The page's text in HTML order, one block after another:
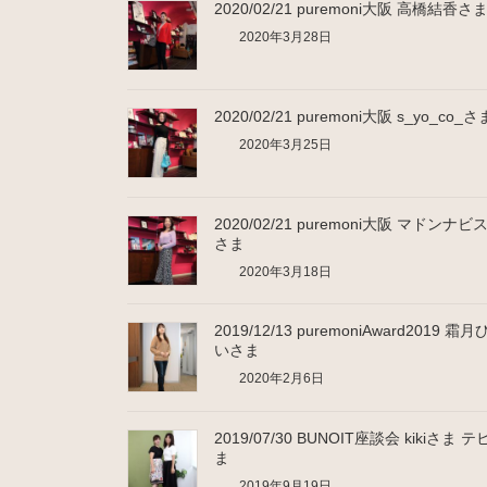
2020/02/21 puremoni大阪 高橋結香さま
2020年3月28日
2020/02/21 puremoni大阪 s_yo_co_さ
2020年3月25日
2020/02/21 puremoni大阪 マドンナビ
さま
2020年3月18日
2019/12/13 puremoniAward2019 霜月
いさま
2020年2月6日
2019/07/30 BUNOIT座談会 kikiさま テ
ま